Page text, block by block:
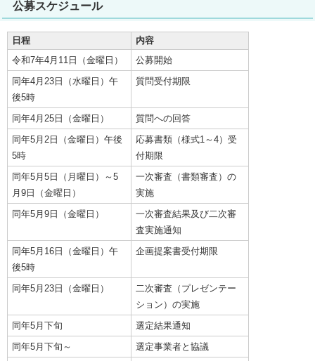
公募スケジュール
日程
内容
令和7年4月11日（金曜日）
公募開始
同年4月23日（水曜日）午
後5時
質問受付期限
同年4月25日（金曜日）
質問への回答
同年5月2日（金曜日）午後
5時
応募書類（様式1～4）受
付期限
同年5月5日（月曜日）～5
月9日（金曜日）
一次審査（書類審査）の
実施
同年5月9日（金曜日）
一次審査結果及び二次審
査実施通知
同年5月16日（金曜日）午
後5時
企画提案書受付期限
同年5月23日（金曜日）
二次審査（プレゼンテー
ション）の実施
同年5月下旬
選定結果通知
同年5月下旬～
選定事業者と協議